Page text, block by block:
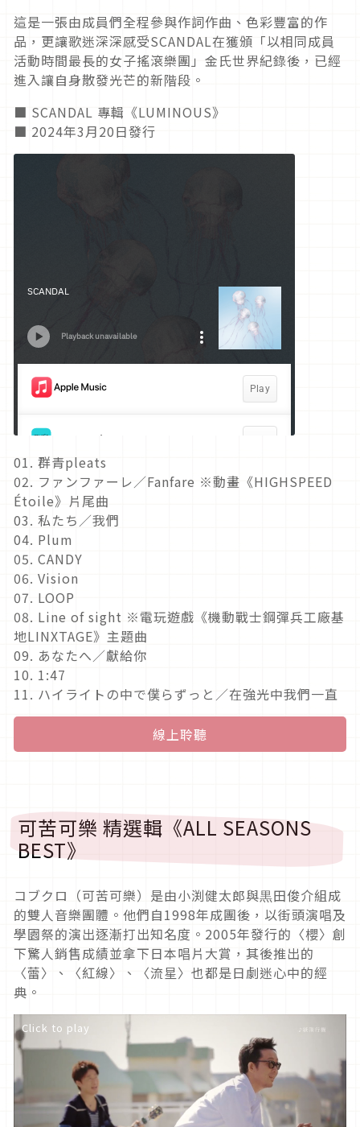
這是一張由成員們全程參與作詞作曲、色彩豐富的作
品，更讓歌迷深深感受SCANDAL在獲頒「以相同成員
活動時間最長的女子搖滾樂團」金氏世界紀錄後，已經
進入讓自身散發光芒的新階段。
■ SCANDAL 專輯《LUMINOUS》
■ 2024年3月20日發行
01. 群青pleats
02. ファンファーレ／Fanfare ※動畫《HIGHSPEED
Étoile》片尾曲
03. 私たち／我們
04. Plum
05. CANDY
06. Vision
07. LOOP
08. Line of sight ※電玩遊戲《機動戰士鋼彈兵工廠基
地LINXTAGE》主題曲
09. あなたへ／獻給你
10. 1:47
11. ハイライトの中で僕らずっと／在強光中我們一直
線上聆聽
可苦可樂 精選輯《ALL SEASONS
BEST》
コブクロ（可苦可樂）是由小渕健太郎與黒田俊介組成
的雙人音樂團體。他們自1998年成團後，以街頭演唱及
學園祭的演出逐漸打出知名度。2005年發行的〈櫻〉創
下驚人銷售成績並拿下日本唱片大賞，其後推出的
〈蕾〉、〈紅線〉、〈流星〉也都是日劇迷心中的經
典。
Click to play